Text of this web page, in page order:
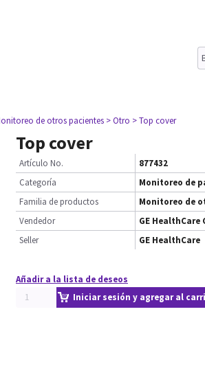
de otros pacientes > Otro > Top cover
Top cover
Artículo No.
877432
Categoría
Monitoreo de
Familia de productos
Monitoreo de
Vendedor
GE HealthCare
Seller
GE HealthCare
Añadir a la lista de deseos
Iniciar sesión y agregar al